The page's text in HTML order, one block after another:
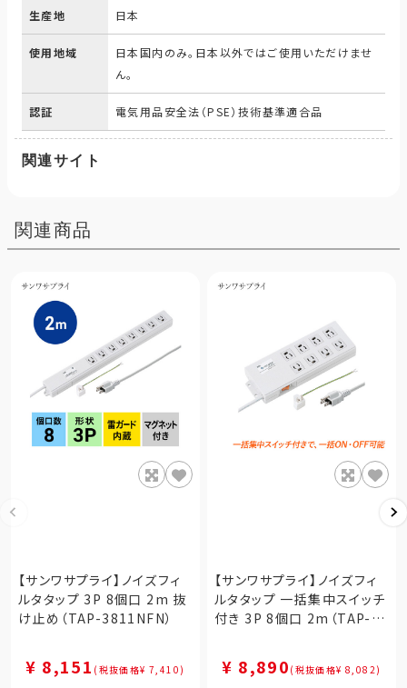
生産地 日本
使用地域
日本国内のみ。日本以外ではご使用いただけませ
ん。
認証 電気用品安全法（PSE）技術基準適合品
関連サイト
関連商品
【サンワサプライ】ノイズフィ
ルタタップ 3P 8個口 2m 抜
け止め（TAP-3811NFN）
¥ 8,151 (税抜価格¥ 7,410)
【サンワサプライ】ノイズフィ
ルタタップ 一括集中スイッチ
付き 3P 8個口 2m（TAP-
¥ 8,890 (税抜価格¥ 8,082)